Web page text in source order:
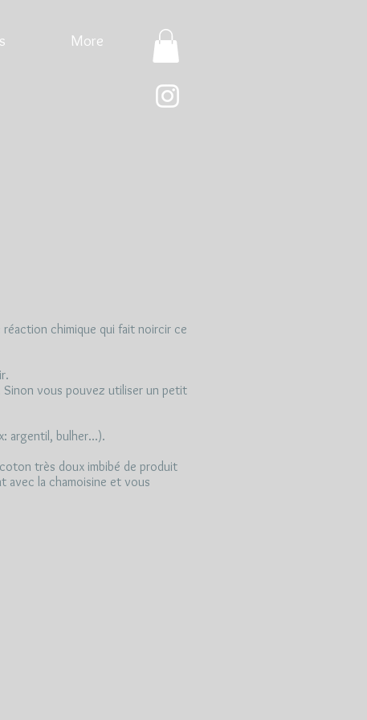
More
chimique qui fait noircir ce
Sinon vous pouvez utiliser un petit
argentil, bulher...).
très doux imbibé de produit
avec la chamoisine et vous